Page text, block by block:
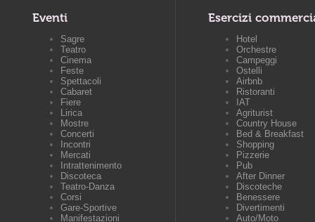
Eventi
Sagre
Teatro
Cinema
Feste
Spettacoli
Cabaret
Fiere
Lirica
Mostre
Concerti
Incontri
Mercati
Intrattenimento
Discoteca
Teatro-Danza
Corsi
Gare-Sportive
Manifestazioni
Esercizi
Hotel
Orchestre
Campeggi
Ostelli
Airbnb
Ristoranti
IAT
Agriturist
Country House
Bed & Breakfast
Shopping
Pizzerie
Pub
After Dinner
Discoteche
Benessere
Divertimenti
Auto/Moto